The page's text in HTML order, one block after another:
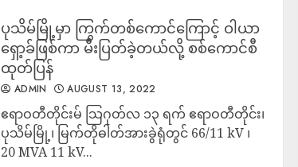
ပုသိမ်မြို့မှာ ကြွက်တစ်​ကောင်​ကြောင့် ဝါယာ
ရှော့ခ်ဖြစ်ကာ မီးပြတ်ခဲ့တယ်လို့ စစ်ကောင်စီ
ထုတ်ပြန်
ADMIN AUGUST 13, 2022
ဧရာဝတီတိုင်းမ် သြဂုတ်လ ၁၃ ရက် ဧရာဝတီတိုင်း၊
ပုသိမ်မြို့၊ မြက်တိုဓါတ်အားခွဲရုံတွင် 66/11 kV ၊
20 MVA 11 kV...